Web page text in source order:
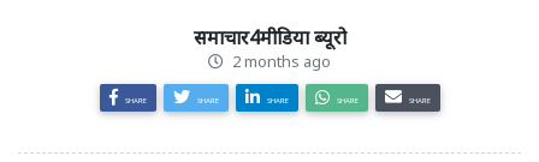
समाचार4मीडिया ब्यूरो
2 months ago
SHARE SHARE SHARE SHARE SHARE